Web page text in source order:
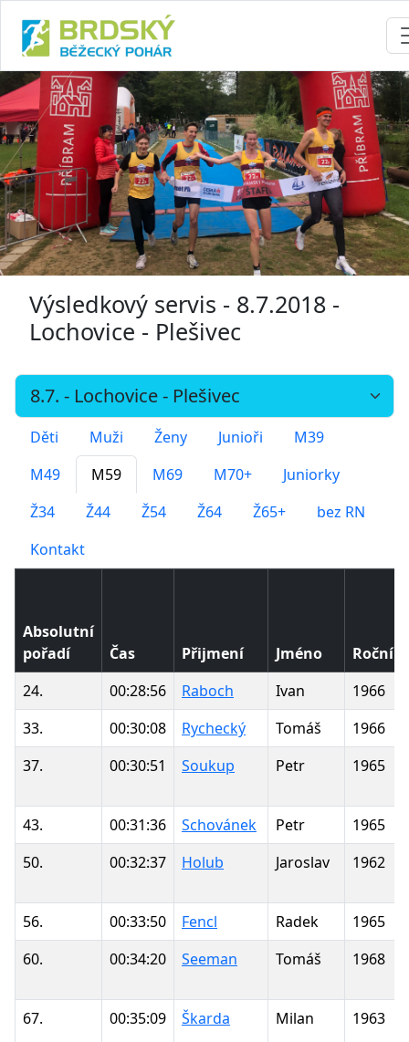
Výsledkový servis - 8.7.2018 -
Lochovice - Plešivec
Děti Muži Ženy Junioři
M39
M49
M59 M69 M70+
Juniorky
Ž34
Ž44 Ž54 Ž64 Ž65+
bez RN
Kontakt
Absolutní
pořadí
Čas Přijmení Jméno
Ročník
24.
00:28:56 Raboch Ivan
1966
33.
00:30:08 Rychecký Tomáš
1966
37.
00:30:51 Soukup Petr 1965
43. 00:31:36 Schovánek Petr
1965
50.
00:32:37 Holub Jaroslav 1962
56. 00:33:50 Fencl Radek
1965
60.
00:34:20 Seeman Tomáš 1968
67. 00:35:09 Škarda Milan 1963